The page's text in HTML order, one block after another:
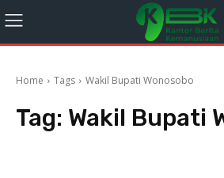
Home Tags Wakil Bupati Wonosobo
Tag: Wakil Bupati